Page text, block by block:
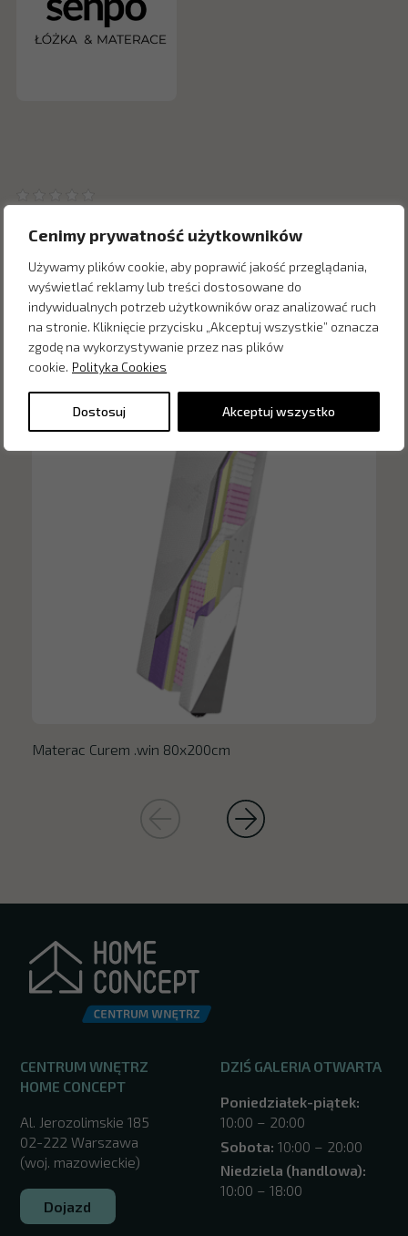
Cenimy prywatność użytkowników
Używamy plików cookie, aby poprawić jakość przeglądania,
wyświetlać reklamy lub treści dostosowane do
indywidualnych potrzeb użytkowników oraz analizować ruch
na stronie. Kliknięcie przycisku „Akceptuj wszystkie” oznacza
zgodę na wykorzystywanie przez nas plików
cookie. Polityka Cookies
Dostosuj Akceptuj wszystko
Inne produkty z kategorii
Materac Curem .win 80x200cm
CENTRUM WNĘTRZ
HOME CONCEPT
Al. Jerozolimskie 185
02-222 Warszawa
(woj. mazowieckie)
Dojazd
DZIŚ GALERIA OTWARTA
Poniedziałek-piątek:
10:00 – 20:00
Sobota: 10:00 – 20:00
Niedziela (handlowa):
10:00 – 18:00